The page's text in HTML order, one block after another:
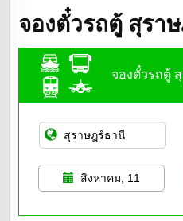
จองตั๋วรถตู้ สุรา
จองตั๋วรถตู้
สิงหาคม, 11